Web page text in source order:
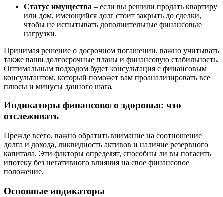
Статус имущества – если вы решили продать квартиру
или дом, имеющийся долг стоит закрыть до сделки,
чтобы не испытывать дополнительные финансовые
нагрузки.
Принимая решение о досрочном погашении, важно учитывать
также ваши долгосрочные планы и финансовую стабильность.
Оптимальным подходом будет консультация с финансовым
консультантом, который поможет вам проанализировать все
плюсы и минусы данного шага.
Индикаторы финансового здоровья: что
отслеживать
Прежде всего, важно обратить внимание на соотношение
долга и дохода, ликвидность активов и наличие резервного
капитала. Эти факторы определят, способны ли вы погасить
ипотеку без негативного влияния на свое финансовое
положение.
Основные индикаторы